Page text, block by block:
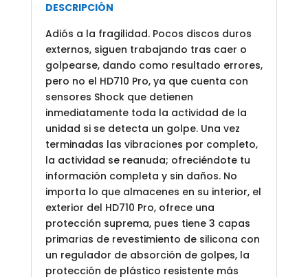
DESCRIPCIÓN
Adiós a la fragilidad. Pocos discos duros
externos, siguen trabajando tras caer o
golpearse, dando como resultado errores,
pero no el HD710 Pro, ya que cuenta con
sensores Shock que detienen
inmediatamente toda la actividad de la
unidad si se detecta un golpe. Una vez
terminadas las vibraciones por completo,
la actividad se reanuda; ofreciéndote tu
información completa y sin daños. No
importa lo que almacenes en su interior, el
exterior del HD710 Pro, ofrece una
protección suprema, pues tiene 3 capas
primarias de revestimiento de silicona con
un regulador de absorción de golpes, la
protección de plástico resistente más